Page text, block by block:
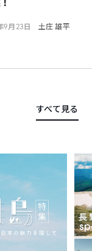
9月23日 土庄 雄平
すべて見る